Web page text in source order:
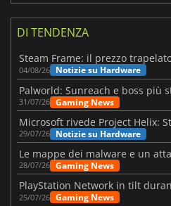
DI TENDENZA
04/08/26 Notizie su Hardware
31/07/26 Gaming News
Microsoft rivede Project Helix:
29/07/26 Notizie su Hardware
28/07/26 Gaming News
25/07/26 Gaming News